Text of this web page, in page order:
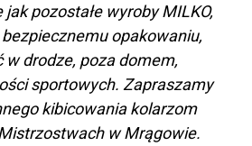
pozostałe wyroby MILKO,
opakowaniu,
drodze, poza domem,
sportowych. Zapraszamy
kibicowania kolarzom
w Mrągowie.